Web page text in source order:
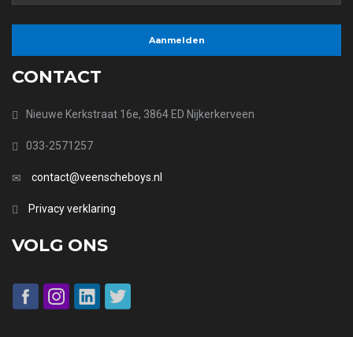
CONTACT
Nieuwe Kerkstraat 16e, 3864 ED Nijkerkerveen
033-2571257
contact@veenscheboys.nl
Privacy verklaring
VOLG ONS